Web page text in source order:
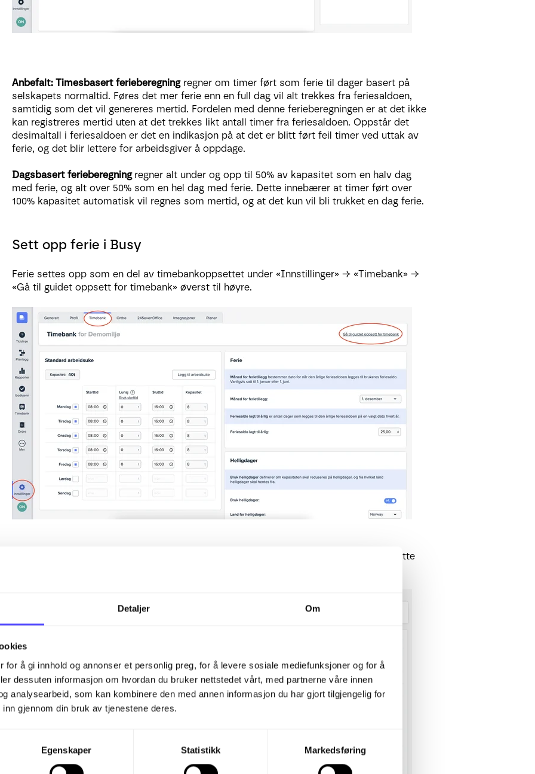
Detaljer Om
for å gi innhold og annonser et personlig preg, for å levere sosiale mediefunksjoner og for å
dessuten informasjon om hvordan du bruker nettstedet vårt, med partnerne våre innen
analysearbeid, som kan kombinere den med annen informasjon du har gjort tilgjengelig for
gjennom din bruk av tjenestene deres.
Egenskaper Statistikk Markedsføring
Anbefalt: Timesbasert ferieberegningregner om timer ført som ferie til dager basert på
selskapets normaltid. Føres det mer ferie enn en full dag vil alt trekkes fra feriesaldoen,
samtidig som det vil genereres mertid. Fordelen med denne ferieberegningen er at det ikke
kan registreres mertid uten at det trekkes likt antall timer fra feriesaldoen. Oppstår det
desimaltall i feriesaldoen er det en indikasjon på at det er blitt ført feil timer ved uttak av
ferie, og det blir lettere for arbeidsgiver å oppdage.
Dagsbasert ferieberegning regner alt under og opp til 50% av kapasitet som en halv dag
med ferie, og alt over 50% som en hel dag med ferie. Dette innebærer at timer ført over
100% kapasitet automatisk vil regnes som mertid, og at det kun vil bli trukket en dag ferie.
Sett opp ferie i Busy
Ferie settes opp som en del av timebankoppsettet under «Innstillinger» → «Timebank» →
«Gå til guidet oppsett for timebank» øverst til høyre.
Oppsettet starter med å koble en arbeidstype til ferie, slik at ferie kan registreres. Dette